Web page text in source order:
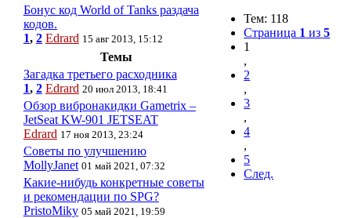
Тем: 118
Страница 1 из5
1
,
2
,
3
,
4
,
5
След.
Бонус код World of Tanks раздача
кодов.
1, 2 Edrard 15 авг 2013, 15:12
Темы
Загадка третьего расходника
1, 2 Edrard 20 июл 2013, 18:41
Обзор вибронакидки Gametrix –
JetSeat KW-901 JETSEAT
Edrard 17 ноя 2013, 23:24
Советы по улучшению
MollyJanet 01 май 2021, 07:32
Какие-нибудь конкретные советы
и рекомендации по SPG?
PristoMiky 05 май 2021, 19:59